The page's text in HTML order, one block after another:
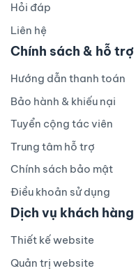
Hỏi đáp
Liên hệ
Chính sách & hỗ trợ
Hướng dẫn thanh toán
Bảo hành & khiếu nại
Tuyển cộng tác viên
Trung tâm hỗ trợ
Chính sách bảo mật
Điều khoản sử dụng
Dịch vụ khách hàng
Thiết kế website
Quản trị website